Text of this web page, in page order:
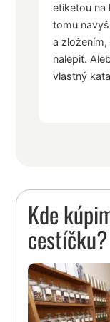
etiketou na
tomu
a
nalepiť.
vlastný
Kde
cestíčku?